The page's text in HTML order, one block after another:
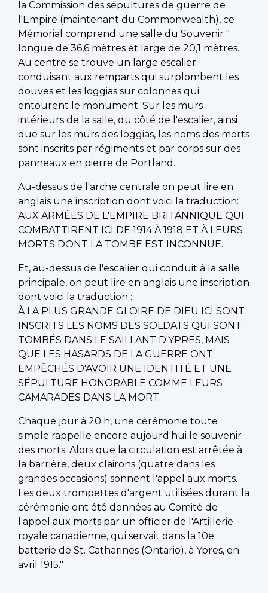
la Commission des sépultures de guerre de
l'Empire (maintenant du Commonwealth), ce
Mémorial comprend une salle du Souvenir "
longue de 36,6 mètres et large de 20,1 mètres.
Au centre se trouve un large escalier
conduisant aux remparts qui surplombent les
douves et les loggias sur colonnes qui
entourent le monument. Sur les murs
intérieurs de la salle, du côté de l'escalier, ainsi
que sur les murs des loggias, les noms des morts
sont inscrits par régiments et par corps sur des
panneaux en pierre de Portland.
Au-dessus de l'arche centrale on peut lire en
anglais une inscription dont voici la traduction:
AUX ARMÉES DE L'EMPIRE BRITANNIQUE QUI
COMBATTIRENT ICI DE 1914 À 1918 ET À LEURS
MORTS DONT LA TOMBE EST INCONNUE.
Et, au-dessus de l'escalier qui conduit à la salle
principale, on peut lire en anglais une inscription
dont voici la traduction :
À LA PLUS GRANDE GLOIRE DE DIEU ICI SONT
INSCRITS LES NOMS DES SOLDATS QUI SONT
TOMBÉS DANS LE SAILLANT D'YPRES, MAIS
QUE LES HASARDS DE LA GUERRE ONT
EMPÊCHÉS D'AVOIR UNE IDENTITÉ ET UNE
SÉPULTURE HONORABLE COMME LEURS
CAMARADES DANS LA MORT.
Chaque jour à 20 h, une cérémonie toute
simple rappelle encore aujourd'hui le souvenir
des morts. Alors que la circulation est arrêtée à
la barrière, deux clairons (quatre dans les
grandes occasions) sonnent l'appel aux morts.
Les deux trompettes d'argent utilisées durant la
cérémonie ont été données au Comité de
l'appel aux morts par un officier de l'Artillerie
royale canadienne, qui servait dans la 10e
batterie de St. Catharines (Ontario), à Ypres, en
avril 1915."